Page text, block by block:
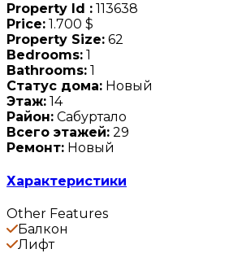
Property Id : 113638
Price: 1.700 $
Property Size: 62
Bedrooms: 1
Bathrooms: 1
Статус дома: Новый
Этаж: 14
Район: Сабуртало
Всего этажей: 29
Ремонт: Новый
Характеристики
Other Features
Балкон
Лифт